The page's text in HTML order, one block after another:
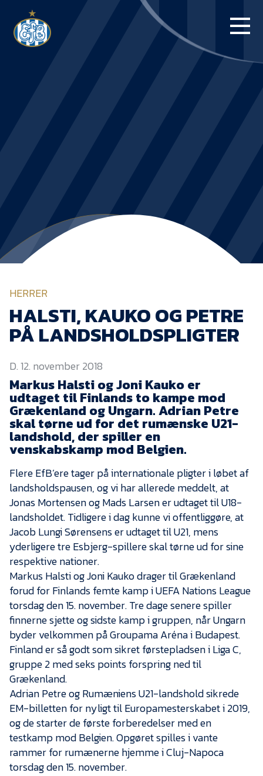
BLUE WATER
NYHEDER
EfB Akademi
Sydvestjysk Fodbold
Samarbejde
Partnere
Blue Water Arena
Kontakt
Job i EfB
Presse
HERRER
HALSTI, KAUKO OG PETRE
PÅ LANDSHOLDSPLIGTER
D. 12. november 2018
Markus Halsti og Joni Kauko er
udtaget til Finlands to kampe mod
Grækenland og Ungarn. Adrian Petre
skal tørne ud for det rumænske U21-
landshold, der spiller en
venskabskamp mod Belgien.
Flere EfB’ere tager på internationale pligter i løbet af
landsholdspausen, og vi har allerede meddelt, at
Jonas Mortensen og Mads Larsen er udtaget til U18-
landsholdet. Tidligere i dag kunne vi offentliggøre, at
Jacob Lungi Sørensens er udtaget til U21, mens
yderligere tre Esbjerg-spillere skal tørne ud for sine
respektive nationer.
Markus Halsti og Joni Kauko drager til Grækenland
forud for Finlands femte kamp i UEFA Nations League
torsdag den 15. november. Tre dage senere spiller
finnerne sjette og sidste kamp i gruppen, når Ungarn
byder velkommen på Groupama Aréna i Budapest.
Finland er så godt som sikret førstepladsen i Liga C,
gruppe 2 med seks points forspring ned til
Grækenland.
Adrian Petre og Rumæniens U21-landshold sikrede
EM-billetten for nyligt til Europamesterskabet i 2019,
og de starter de første forberedelser med en
testkamp mod Belgien. Opgøret spilles i vante
rammer for rumænerne hjemme i Cluj-Napoca
torsdag den 15. november.